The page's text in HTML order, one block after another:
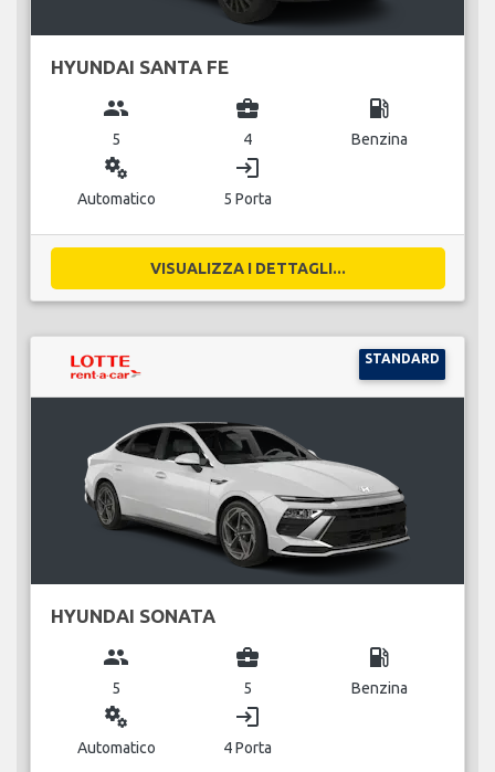
HYUNDAI SANTA FE
group
5
business_center
4
local_gas_station
Benzina
miscellaneous_services
Automatico
login
5 Porta
VISUALIZZA I DETTAGLI...
STANDARD
HYUNDAI SONATA
group
5
business_center
5
local_gas_station
Benzina
miscellaneous_services
Automatico
login
4 Porta